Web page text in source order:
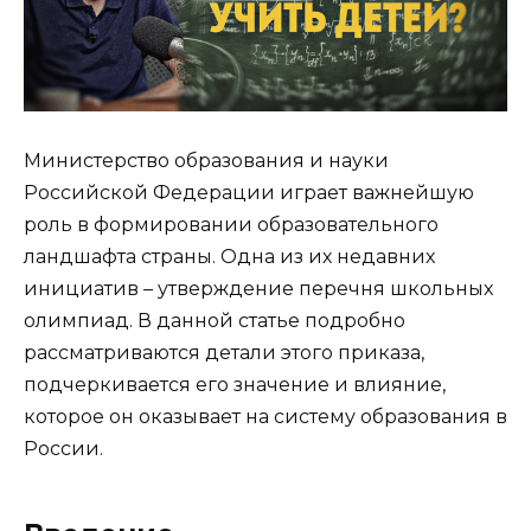
Министерство образования и науки
Российской Федерации играет важнейшую
роль в формировании образовательного
ландшафта страны. Одна из их недавних
инициатив – утверждение перечня школьных
олимпиад. В данной статье подробно
рассматриваются детали этого приказа,
подчеркивается его значение и влияние,
которое он оказывает на систему образования в
России.